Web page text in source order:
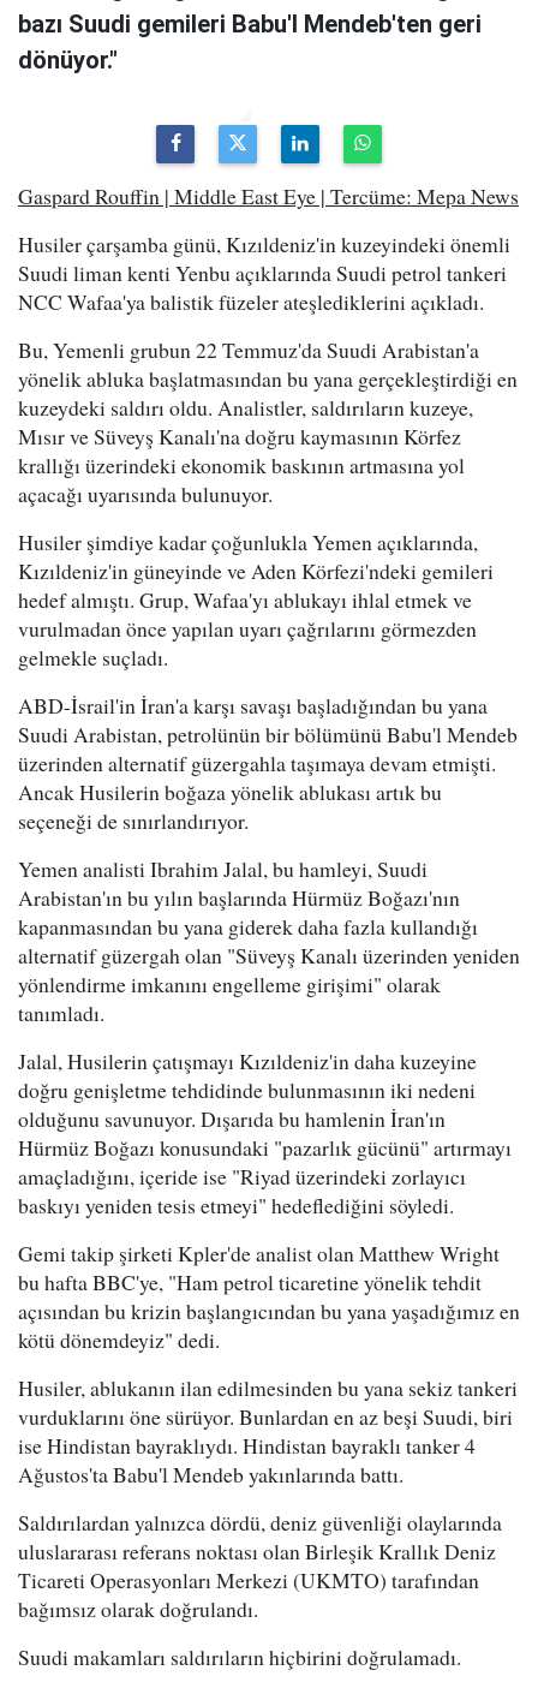
bazı Suudi gemileri Babu'l Mendeb'ten geri
dönüyor."
Gaspard Rouffin | Middle East Eye | Tercüme: Mepa News
Husiler çarşamba günü, Kızıldeniz'in kuzeyindeki önemli
Suudi liman kenti Yenbu açıklarında Suudi petrol tankeri
NCC Wafaa'ya balistik füzeler ateşlediklerini açıkladı.
Bu, Yemenli grubun 22 Temmuz'da Suudi Arabistan'a
yönelik abluka başlatmasından bu yana gerçekleştirdiği en
kuzeydeki saldırı oldu. Analistler, saldırıların kuzeye,
Mısır ve Süveyş Kanalı'na doğru kaymasının Körfez
krallığı üzerindeki ekonomik baskının artmasına yol
açacağı uyarısında bulunuyor.
Husiler şimdiye kadar çoğunlukla Yemen açıklarında,
Kızıldeniz'in güneyinde ve Aden Körfezi'ndeki gemileri
hedef almıştı. Grup, Wafaa'yı ablukayı ihlal etmek ve
vurulmadan önce yapılan uyarı çağrılarını görmezden
gelmekle suçladı.
ABD-İsrail'in İran'a karşı savaşı başladığından bu yana
Suudi Arabistan, petrolünün bir bölümünü Babu'l Mendeb
üzerinden alternatif güzergahla taşımaya devam etmişti.
Ancak Husilerin boğaza yönelik ablukası artık bu
seçeneği de sınırlandırıyor.
Yemen analisti Ibrahim Jalal, bu hamleyi, Suudi
Arabistan'ın bu yılın başlarında Hürmüz Boğazı'nın
kapanmasından bu yana giderek daha fazla kullandığı
alternatif güzergah olan "Süveyş Kanalı üzerinden yeniden
yönlendirme imkanını engelleme girişimi" olarak
tanımladı.
Jalal, Husilerin çatışmayı Kızıldeniz'in daha kuzeyine
doğru genişletme tehdidinde bulunmasının iki nedeni
olduğunu savunuyor. Dışarıda bu hamlenin İran'ın
Hürmüz Boğazı konusundaki "pazarlık gücünü" artırmayı
amaçladığını, içeride ise "Riyad üzerindeki zorlayıcı
baskıyı yeniden tesis etmeyi" hedeflediğini söyledi.
Gemi takip şirketi Kpler'de analist olan Matthew Wright
bu hafta BBC'ye, "Ham petrol ticaretine yönelik tehdit
açısından bu krizin başlangıcından bu yana yaşadığımız en
kötü dönemdeyiz" dedi.
Husiler, ablukanın ilan edilmesinden bu yana sekiz tankeri
vurduklarını öne sürüyor. Bunlardan en az beşi Suudi, biri
ise Hindistan bayraklıydı. Hindistan bayraklı tanker 4
Ağustos'ta Babu'l Mendeb yakınlarında battı.
Saldırılardan yalnızca dördü, deniz güvenliği olaylarında
uluslararası referans noktası olan Birleşik Krallık Deniz
Ticareti Operasyonları Merkezi (UKMTO) tarafından
bağımsız olarak doğrulandı.
Suudi makamları saldırıların hiçbirini doğrulamadı.